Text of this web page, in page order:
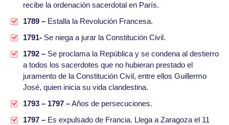
recibe la ordenación sacerdotal en París.
1789 – Estalla la Revolución Francesa.
1791- Se niega a jurar la Constitución Civil.
1792 – Se proclama la República y se condena al destierro
a todos los sacerdotes que no hubieran prestado el
juramento de la Constitución Civil, entre ellos Guillermo
José, quien inicia su vida clandestina.
1793 – 1797 –Años de persecuciones.
1797 – Es expulsado de Francia. Llega a Zaragoza el 11